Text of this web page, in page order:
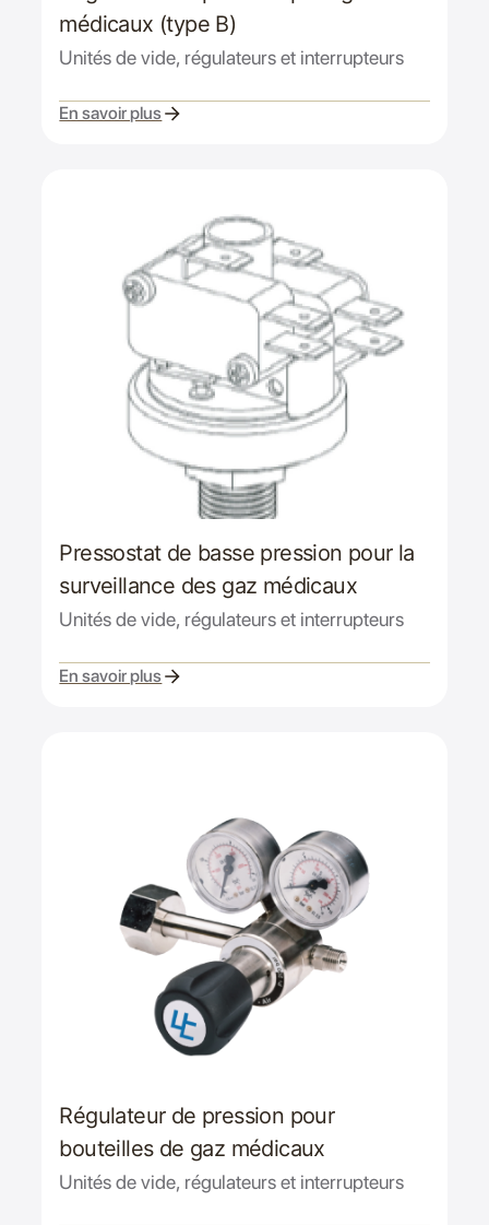
médicaux (type B)
Unités de vide, régulateurs et interrupteurs
En savoir plus
Pressostat de basse pression pour la
surveillance des gaz médicaux
Unités de vide, régulateurs et interrupteurs
En savoir plus
Régulateur de pression pour
bouteilles de gaz médicaux
Unités de vide, régulateurs et interrupteurs